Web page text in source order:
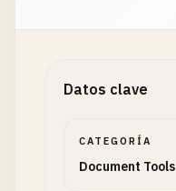
Datos clave
CATEGORÍA
Document Tools